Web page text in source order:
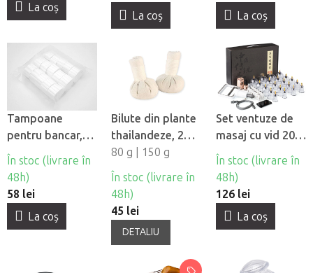
La coş
La coş
La coş
Tampoane
pentru bancar,
450 buc
În stoc (livrare în
48h)
58 lei
La coş
Bilute din plante
thailandeze, 2
buc
80 g | 150 g
În stoc (livrare în
48h)
45 lei
DETALIU
Set ventuze de
masaj cu vid 20
buc
În stoc (livrare în
48h)
126 lei
La coş